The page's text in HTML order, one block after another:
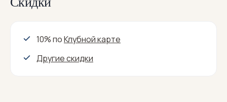
10% поКлубной карте
Другие скидки